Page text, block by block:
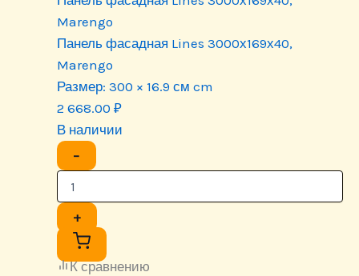
Marengo
Панель фасадная Lines 3000х169х40,
Marengo
Размер: 300 × 16.9 см cm
2 668.00 ₽
В наличии
−
+
К сравнению